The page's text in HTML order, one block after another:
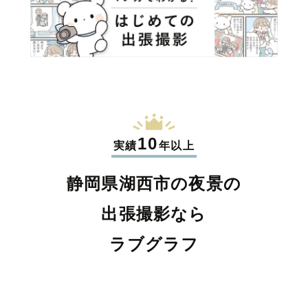
実績10年以上
静岡県湖西市の夜景の
出張撮影なら
ラブグラフ